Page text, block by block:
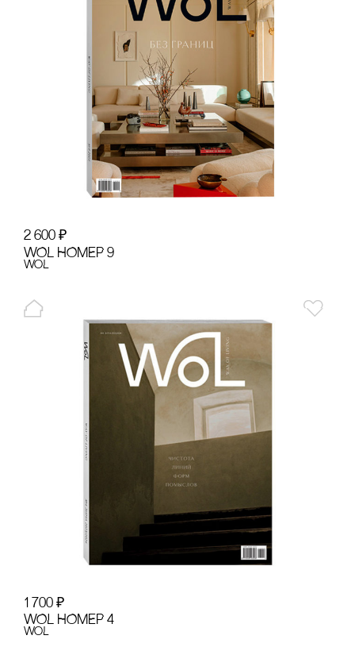
2 600 ₽
WOL НОМЕР 9
WoL
1 700 ₽
WOL НОМЕР 4
WoL